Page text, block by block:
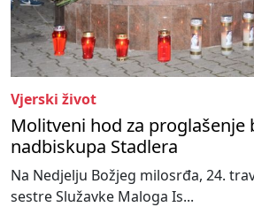
Vjerski život
Molitveni hod za proglašenje
nadbiskupa Stadlera
Na Nedjelju Božjeg milosrđa, 24.
sestre Služavke Maloga Is...